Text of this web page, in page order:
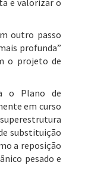
e valorizar o
outro passo
profunda”
o projeto de
o Plano de
em curso
substituição
a reposição
pesado e